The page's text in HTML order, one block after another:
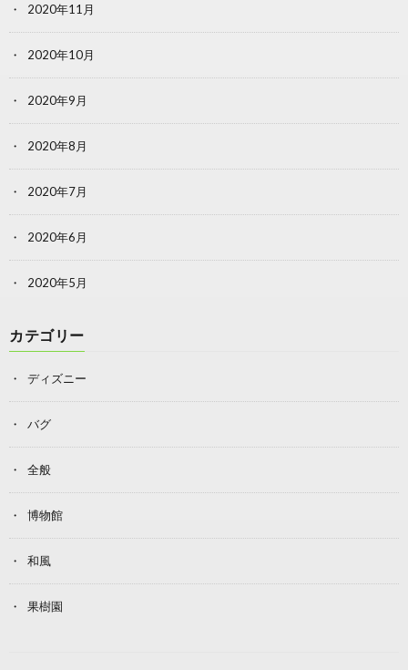
2020年11月
2020年10月
2020年9月
2020年8月
2020年7月
2020年6月
2020年5月
カテゴリー
ディズニー
バグ
全般
博物館
和風
果樹園